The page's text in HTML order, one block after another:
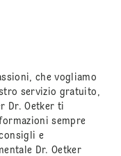
che vogliamo
servizio gratuito,
Dr. Oetker ti
sempre
e
Dr. Oetker